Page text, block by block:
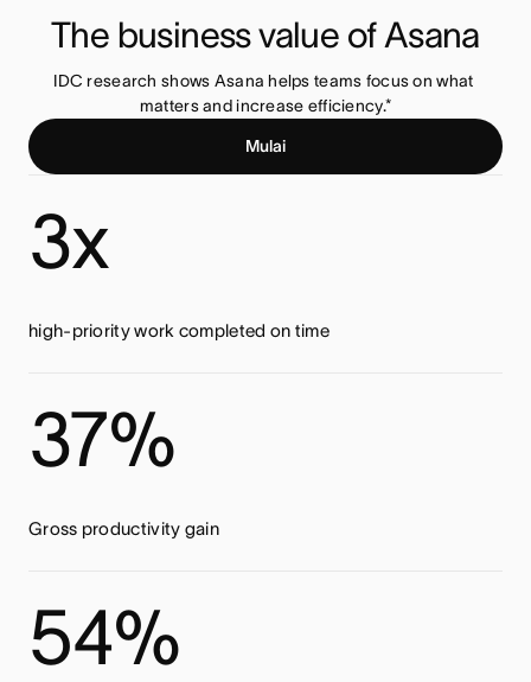
The business value of Asana
IDC research shows Asana helps teams focus on what
matters and increase efficiency.*
Mulai
3x
high-priority work completed on time
37%
Gross productivity gain
54%